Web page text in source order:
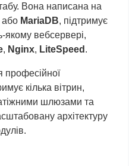
Вона написана на
або MariaDB, підтримує
якому вебсервері,
, Nginx, LiteSpeed .
професійної
кілька вітрин,
шлюзами та
архітектуру